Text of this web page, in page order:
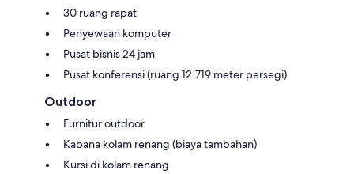
30 ruang rapat
Penyewaan komputer
Pusat bisnis 24 jam
Pusat konferensi (ruang 12.719 meter persegi)
Outdoor
Furnitur outdoor
Kabana kolam renang (biaya tambahan)
Kursi di kolam renang